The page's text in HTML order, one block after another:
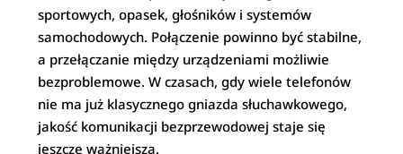
sportowych, opasek, głośników i systemów
samochodowych. Połączenie powinno być stabilne,
a przełączanie między urządzeniami możliwie
bezproblemowe. W czasach, gdy wiele telefonów
nie ma już klasycznego gniazda słuchawkowego,
jakość komunikacji bezprzewodowej staje się
jeszcze ważniejsza.